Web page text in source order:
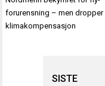
forurensning – men dropper
klimakompensasjon
SISTE